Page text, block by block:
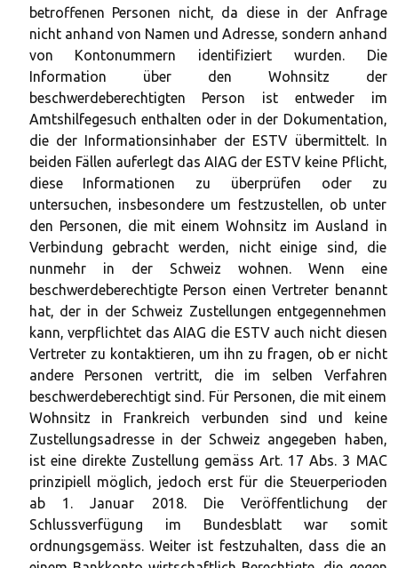
betroffenen Personen nicht, da diese in der Anfrage
nicht anhand von Namen und Adresse, sondern anhand
von Kontonummern identifiziert wurden. Die
Information über den Wohnsitz der
beschwerdeberechtigten Person ist entweder im
Amtshilfegesuch enthalten oder in der Dokumentation,
die der Informationsinhaber der ESTV übermittelt. In
beiden Fällen auferlegt das AIAG der ESTV keine Pflicht,
diese Informationen zu überprüfen oder zu
untersuchen, insbesondere um festzustellen, ob unter
den Personen, die mit einem Wohnsitz im Ausland in
Verbindung gebracht werden, nicht einige sind, die
nunmehr in der Schweiz wohnen. Wenn eine
beschwerdeberechtigte Person einen Vertreter benannt
hat, der in der Schweiz Zustellungen entgegennehmen
kann, verpflichtet das AIAG die ESTV auch nicht diesen
Vertreter zu kontaktieren, um ihn zu fragen, ob er nicht
andere Personen vertritt, die im selben Verfahren
beschwerdeberechtigt sind. Für Personen, die mit einem
Wohnsitz in Frankreich verbunden sind und keine
Zustellungsadresse in der Schweiz angegeben haben,
ist eine direkte Zustellung gemäss Art. 17 Abs. 3 MAC
prinzipiell möglich, jedoch erst für die Steuerperioden
ab 1. Januar 2018. Die Veröffentlichung der
Schlussverfügung im Bundesblatt war somit
ordnungsgemäss. Weiter ist festzuhalten, dass die an